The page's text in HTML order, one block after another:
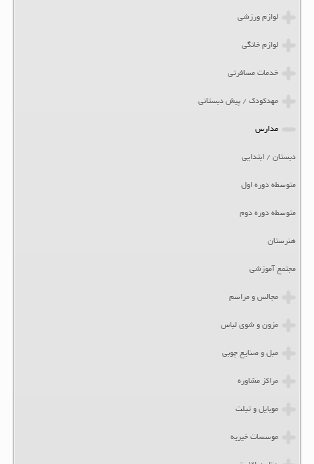
لوازم ورزشی
لوازم خانگی
خدمات مسافرتی
مهدکودک / پیش دبستانی
مدارس
دبستان / ابتدایی
متوسطه دوره اول
متوسطه دوره دوم
هنرستان
مجتمع آموزشی
مجالس و مراسم
مزون و شوی لباس
مبل و صنایع چوبی
مراکز مشاوره
موبایل و تبلت
موسسات خیریه